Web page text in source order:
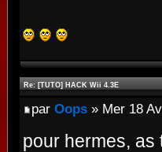
Re: [TUTO] HACK Wii 4.3E
par Oops » Mer 18
pour hermes, as